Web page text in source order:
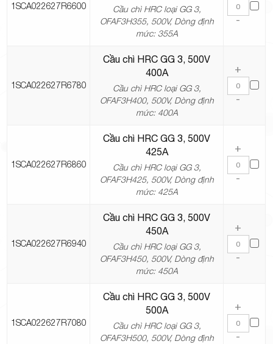
1SCA022627R6600
Cầu chì HRC loại GG 3,
OFAF3H355, 500V, Dòng định
mức: 355A
-
1SCA022627R6780
Cầu chì HRC GG 3, 500V
400A
Cầu chì HRC loại GG 3,
OFAF3H400, 500V, Dòng định
mức: 400A
+
-
1SCA022627R6860
Cầu chì HRC GG 3, 500V
425A
Cầu chì HRC loại GG 3,
OFAF3H425, 500V, Dòng định
mức: 425A
+
-
1SCA022627R6940
Cầu chì HRC GG 3, 500V
450A
Cầu chì HRC loại GG 3,
OFAF3H450, 500V, Dòng định
mức: 450A
+
-
1SCA022627R7080
Cầu chì HRC GG 3, 500V
500A
Cầu chì HRC loại GG 3,
OFAF3H500, 500V, Dòng định
+
-